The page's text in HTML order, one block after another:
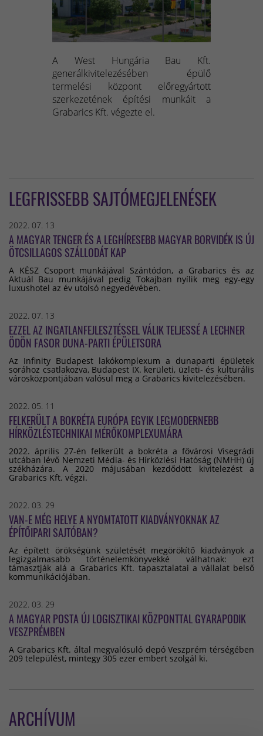
A West Hungária Bau Kft.
generálkivitelezésében épülő
termelési központ előregyártott
szerkezetének építési munkáit a
Grabarics Kft. végezte el.
LEGFRISSEBB SAJTÓMEGJELENÉSEK
2022. 07. 13
A MAGYAR TENGER ÉS A LEGHÍRESEBB MAGYAR BORVIDÉK IS ÚJ
ÖTCSILLAGOS SZÁLLODÁT KAP
A KÉSZ Csoport munkájával Szántódon, a Grabarics és az
Aktuál Bau munkájával pedig Tokajban nyílik meg egy-egy
luxushotel az év utolsó negyedévében.
2022. 07. 13
EZZEL AZ INGATLANFEJLESZTÉSSEL VÁLIK TELJESSÉ A LECHNER
ÖDÖN FASOR DUNA-PARTI ÉPÜLETSORA
Az Infinity Budapest lakókomplexum a dunaparti épületek
sorához csatlakozva, Budapest IX. kerületi, üzleti- és kulturális
városközpontjában valósul meg a Grabarics kivitelezésében.
2022. 05. 11
FELKERÜLT A BOKRÉTA EURÓPA EGYIK LEGMODERNEBB
HÍRKÖZLÉSTECHNIKAI MÉRŐKOMPLEXUMÁRA
2022. április 27-én felkerült a bokréta a fővárosi Visegrádi
utcában lévő Nemzeti Média- és Hírközlési Hatóság (NMHH) új
székházára. A 2020 májusában kezdődött kivitelezést a
Grabarics Kft. végzi.
2022. 03. 29
VAN-E MÉG HELYE A NYOMTATOTT KIADVÁNYOKNAK AZ
ÉPÍTŐIPARI SAJTÓBAN?
Az épített örökségünk születését megörökítő kiadványok a
legizgalmasabb történelemkönyvekké válhatnak: ezt
támasztják alá a Grabarics Kft. tapasztalatai a vállalat belső
kommunikációjában.
2022. 03. 29
A MAGYAR POSTA ÚJ LOGISZTIKAI KÖZPONTTAL GYARAPODIK
VESZPRÉMBEN
A Grabarics Kft. által megvalósuló depó Veszprém térségében
209 települést, mintegy 305 ezer embert szolgál ki.
ARCHÍVUM